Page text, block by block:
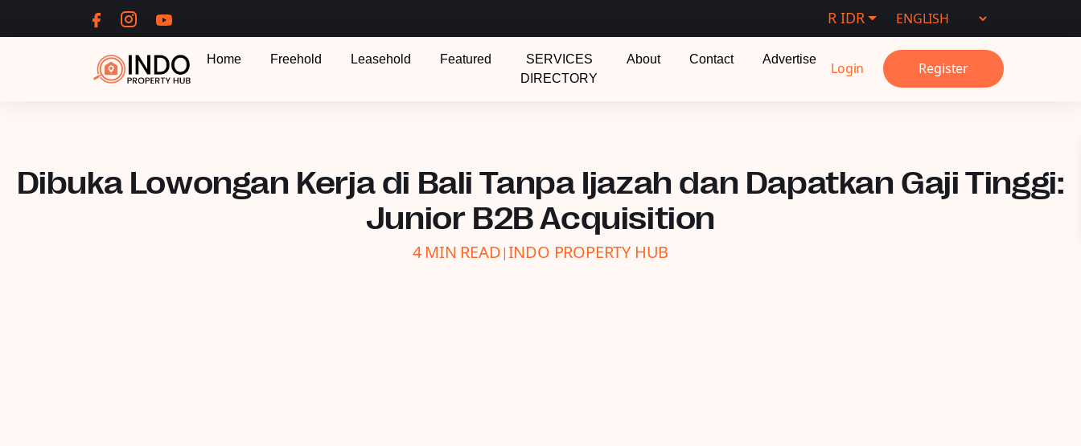
R IDR
Home Freehold Leasehold Featured
SERVICES
DIRECTORY
About Contact Advertise
Login Register
Dibuka Lowongan Kerja di Bali Tanpa Ijazah dan Dapatkan Gaji Tinggi:
Junior B2B Acquisition
4 MIN READ|INDO PROPERTY HUB